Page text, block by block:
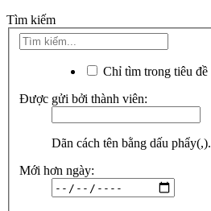
Tìm kiếm
Chỉ tìm trong tiêu đề
Được gửi bởi thành viên:
Dãn cách tên bằng dấu phẩy(,).
Mới hơn ngày: